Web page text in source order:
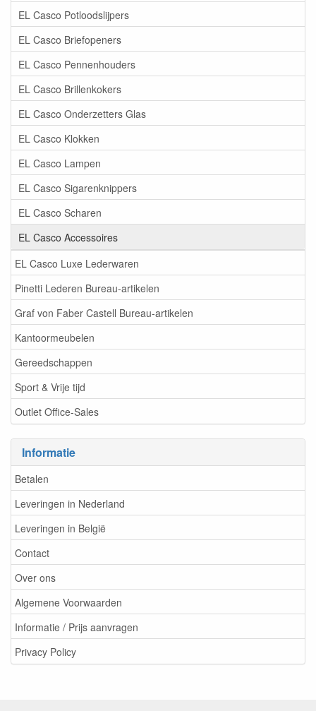
EL Casco Potloodslijpers
EL Casco Briefopeners
EL Casco Pennenhouders
EL Casco Brillenkokers
EL Casco Onderzetters Glas
EL Casco Klokken
EL Casco Lampen
EL Casco Sigarenknippers
EL Casco Scharen
EL Casco Accessoires
EL Casco Luxe Lederwaren
Pinetti Lederen Bureau-artikelen
Graf von Faber Castell Bureau-artikelen
Kantoormeubelen
Gereedschappen
Sport & Vrije tijd
Outlet Office-Sales
Informatie
Betalen
Leveringen in Nederland
Leveringen in België
Contact
Over ons
Algemene Voorwaarden
Informatie / Prijs aanvragen
Privacy Policy